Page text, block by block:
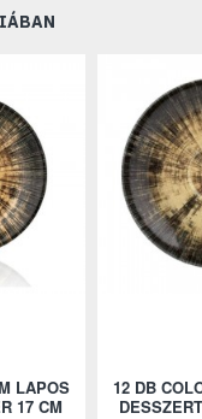
LAPOS
17 CM
12 DB